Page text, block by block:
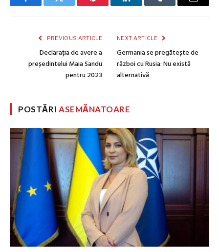
FacebookTwitter Pinterest LinkedInTumblr Email
PREVIOUS ARTICLE
Declarația de avere a
președintelui Maia Sandu
pentru 2023
NEXT ARTICLE
Germania se pregătește de
război cu Rusia: Nu există
alternativă
POSTĂRIASEMĂNATOARE